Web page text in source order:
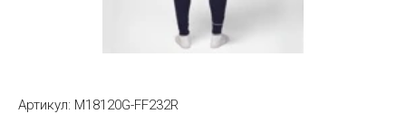
Артикул: M18120G-FF232R